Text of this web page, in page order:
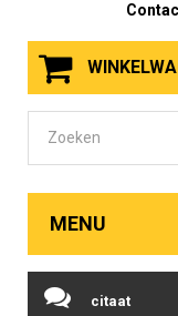
MENU
citaat